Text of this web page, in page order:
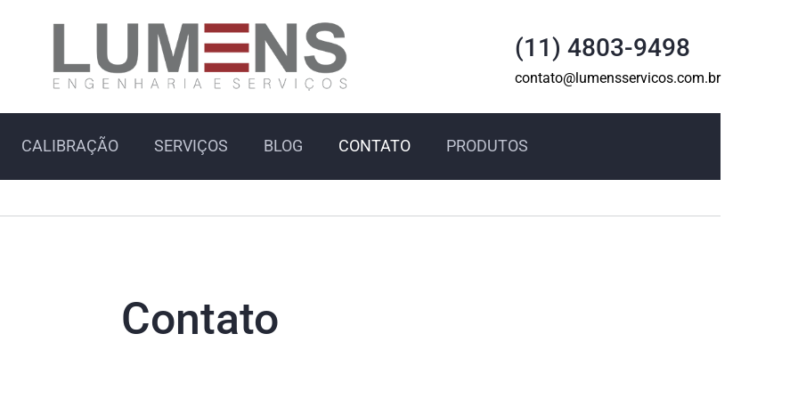
(11) 4803-9498
contato@lumensservicos.com.br
CALIBRAÇÃO SERVIÇOS BLOG CONTATO PRODUTOS
Contato